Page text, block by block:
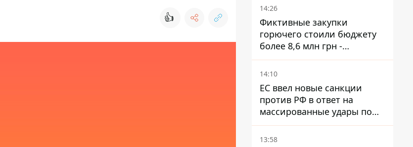
👍
14:26
Фиктивные закупки
горючего стоили бюджету
более 8,6 млн грн -
предприятие возместило
убытки
14:10
ЕС ввел новые санкции
против РФ в ответ на
массированные удары по
Украине - Каллас раскрыла
детали
13:58